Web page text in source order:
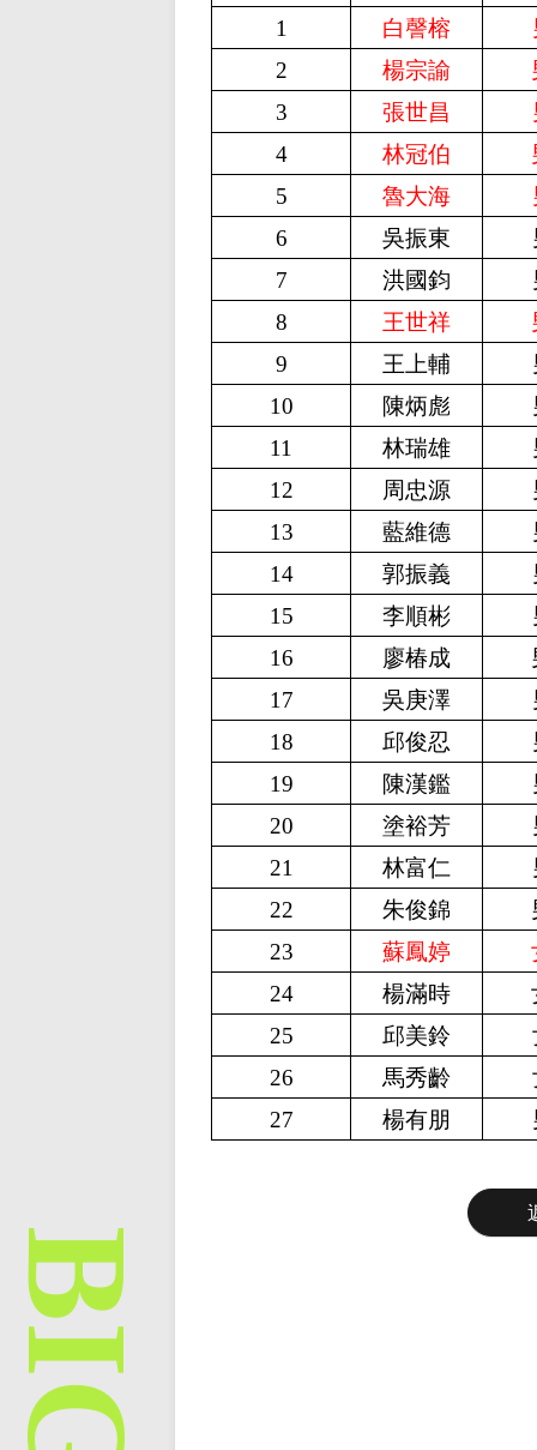
1
白謦榕
2
楊宗諭
3
張世昌
4
林冠伯
5
魯大海
6
吳振東
7
洪國鈞
8
王世祥
9
王上輔
10
陳炳彪
11
林瑞雄
12
周忠源
13
藍維德
14
郭振義
15
李順彬
16
廖椿成
17
吳庚澤
18
邱俊忍
19
陳漢鑑
20
塗裕芳
21
林富仁
22
朱俊錦
23
蘇鳳婷
24
楊滿時
25
邱美鈴
26
馬秀齡
27
楊有朋